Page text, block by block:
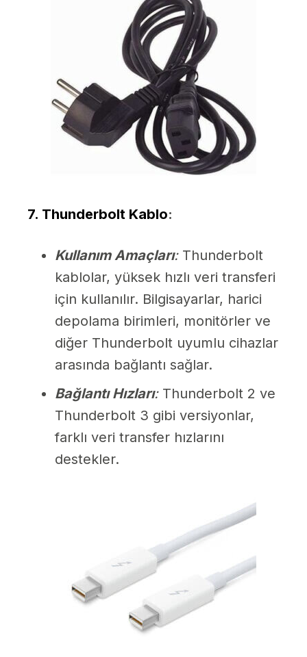
7. Thunderbolt Kablo:
Kullanım Amaçları:Thunderbolt
kablolar, yüksek hızlı veri transferi
için kullanılır. Bilgisayarlar, harici
depolama birimleri, monitörler ve
diğer Thunderbolt uyumlu cihazlar
arasında bağlantı sağlar.
Bağlantı Hızları:Thunderbolt 2 ve
Thunderbolt 3 gibi versiyonlar,
farklı veri transfer hızlarını
destekler.